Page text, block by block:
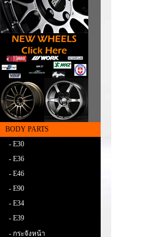
BODY PARTS
- E30
- E36
- E46
- E90
- E34
- E39
- กระจังหน้า